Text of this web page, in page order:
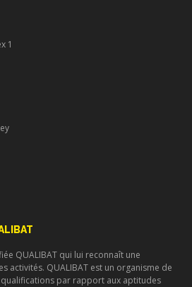
1
QUALIBAT qui lui reconnaît une
activités. QUALIBAT est un organisme de
par rapport aux aptitudes